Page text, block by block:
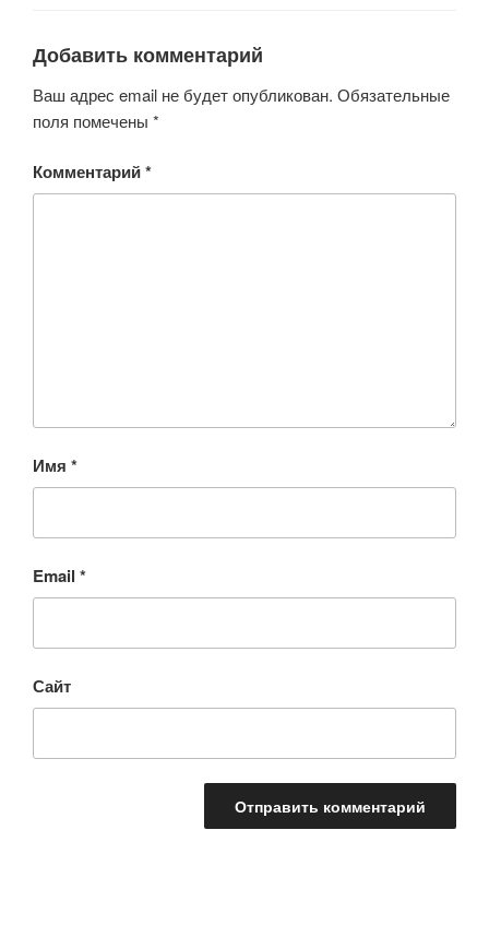
ki
Добавить комментарий
Ваш адрес email не будет опубликован. Обязательные
поля помечены *
Комментарий*
Имя *
Email *
Сайт